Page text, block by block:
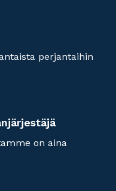
perjantaihin
on aina